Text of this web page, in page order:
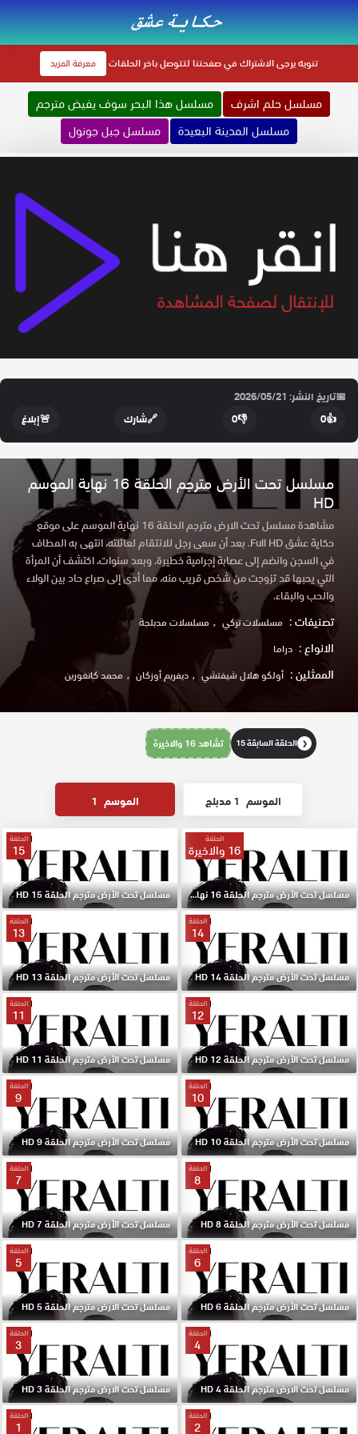
تنويهيرجى الاشتراك في صفحتنا لتتوصل باخر الحلقات معرفة المزيد
مسلسل حلم اشرف
مسلسل هذا البحر سوف يفيض مترجم
مسلسل المدينة البعيدة
مسلسل جبل جونول
📅تاريخ النشر: 2026/05/21
👍
0
👎
0
🔗شارك 🚨إبلاغ
مسلسل تحت الأرض مترجم الحلقة 16 نهاية الموسم
HD
مشاهدة مسلسل تحت الارض مترجم الحلقة 16 نهاية الموسم على موقع
حكاية عشق Full HD. بعد أن سعى رجل للانتقام لعائلته، انتهى به المطاف
في السجن وانضم إلى عصابة إجرامية خطيرة. وبعد سنوات، اكتشف أن المرأة
التي يحبها قد تزوجت من شخص قريب منه، مما أدى إلى صراع حاد بين الولاء
والحب والبقاء.
تصنيفات : مسلسلات تركي مسلسلات مدبلجة
الانواع : دراما
الممثلين : أولكو هلال شيفتشي ديفريم أوزكان محمد كانغورين
❮ الحلقة السابقة 15 تشاهد 16 والاخيرة
الموسم 1 مدبلج الموسم 1
الحلقة
16 والاخيرة
مسلسل تحت الأرض مترجم الحلقة 16 نهاية الموسم HD
الحلقة
15
مسلسل تحت الأرض مترجم الحلقة 15 HD
الحلقة
14
مسلسل تحت الأرض مترجم الحلقة 14 HD
الحلقة
13
مسلسل تحت الأرض مترجم الحلقة 13 HD
الحلقة
12
مسلسل تحت الأرض مترجم الحلقة 12 HD
الحلقة
11
مسلسل تحت الأرض مترجم الحلقة 11 HD
الحلقة
10
مسلسل تحت الأرض مترجم الحلقة 10 HD
الحلقة
9
مسلسل تحت الأرض مترجم الحلقة 9 HD
الحلقة
8
مسلسل تحت الأرض مترجم الحلقة 8 HD
الحلقة
7
مسلسل تحت الأرض مترجم الحلقة 7 HD
الحلقة
6
مسلسل تحت الأرض مترجم الحلقة 6 HD
الحلقة
5
مسلسل تحت الارض مترجم الحلقة 5 HD
الحلقة
4
مسلسل تحت الارض مترجم الحلقة 4 HD
الحلقة
3
مسلسل تحت الارض مترجم الحلقة 3 HD
الحلقة
2
الحلقة
1